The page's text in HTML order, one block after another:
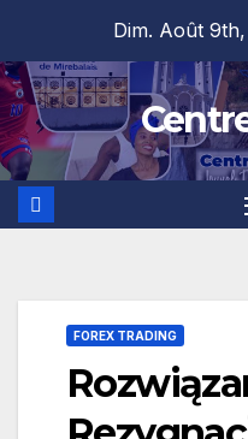
content
Dim. Août
FOREX TRADING